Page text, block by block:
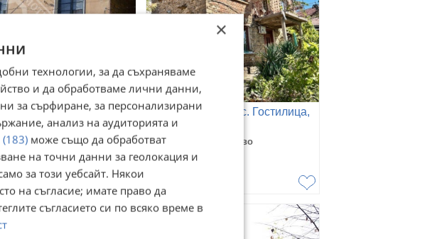
КЪЩА, с. Гостилица,
Габрово
Габрово
лв
Продава КЪЩА, с. Гостилица,
област Габрово
с. Гостилица, Габрово
27 юли
35 000
×
технологии, за да съхраняваме
и да обработваме лични данни,
за сърфиране, за персонализирани
анализ на аудиторията и
може също да обработват
на точни данни за геолокация и
за този уебсайт. Някои
на съгласие; имате право да
съгласието си по всяко време в